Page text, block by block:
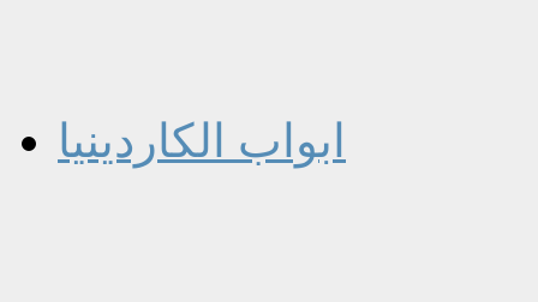
ابواب الكاردينيا